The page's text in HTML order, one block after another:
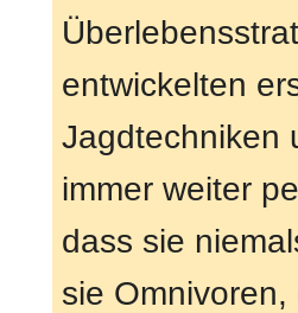
entwickelten
Jagdtechniken
immer weiter
dass sie
sie